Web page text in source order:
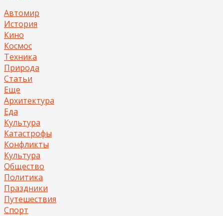
Автомир
История
Кино
Космос
Техника
Природа
Статьи
Еще
Архитектура
Еда
Культура
Катастрофы
Конфликты
Культура
Общество
Политика
Праздники
Путешествия
Спорт